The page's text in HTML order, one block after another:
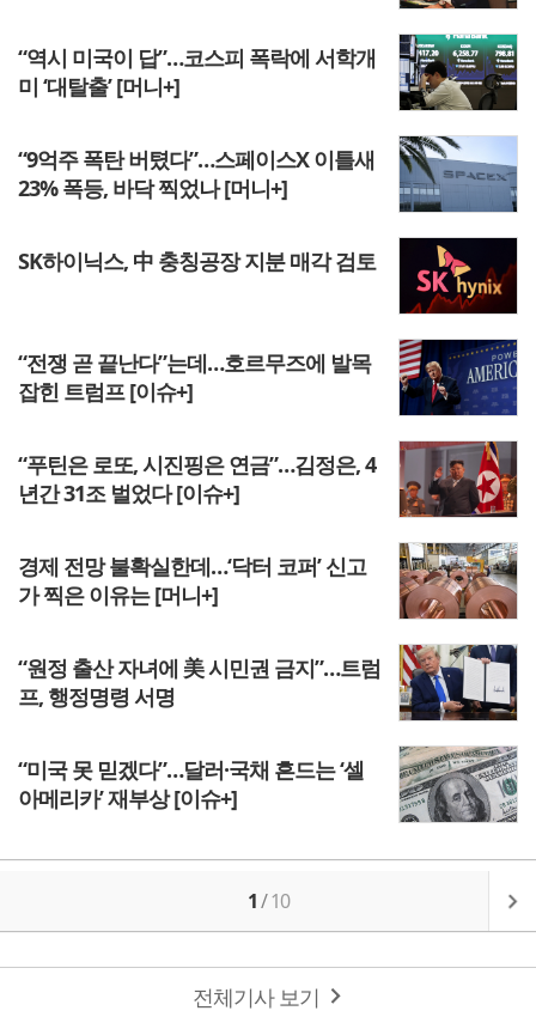
“역시 미국이 답”…코스피 폭락에 서학개
미 ‘대탈출’ [머니+]
“9억주 폭탄 버텼다”…스페이스X 이틀새
23% 폭등, 바닥 찍었나 [머니+]
SK하이닉스, 中 충칭공장 지분 매각 검토
“전쟁 곧 끝난다”는데…호르무즈에 발목
잡힌 트럼프 [이슈+]
“푸틴은 로또, 시진핑은 연금”…김정은, 4
년간 31조 벌었다 [이슈+]
경제 전망 불확실한데…‘닥터 코퍼’ 신고
가 찍은 이유는 [머니+]
“원정 출산 자녀에 美 시민권 금지”…트럼
프, 행정명령 서명
“미국 못 믿겠다”…달러·국채 흔드는 ‘셀
아메리카’ 재부상 [이슈+]
1/10
전체기사 보기